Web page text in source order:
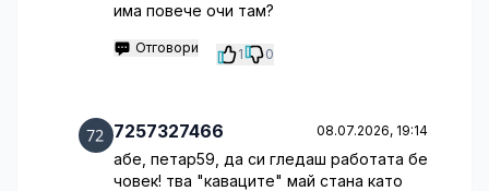
има повече очи там?
Отговори 1 0
7257327466 08.07.2026, 19:14
абе, петар59, да си гледаш работата бе
човек! тва "каваците" май стана като